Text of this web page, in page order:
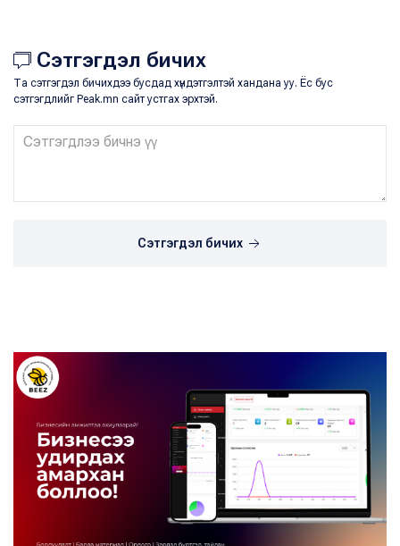
Сэтгэгдэл бичих
Та сэтгэгдэл бичихдээ бусдад хүндэтгэлтэй хандана уу. Ёс бус
сэтгэгдлийг Peak.mn сайт устгах эрхтэй.
Сэтгэгдэл бичих